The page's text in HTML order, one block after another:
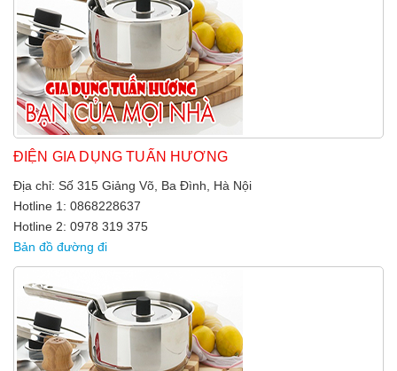
ĐIỆN GIA DỤNG TUẤN HƯƠNG
Địa chỉ: Số 315 Giảng Võ, Ba Đình, Hà Nội
Hotline 1: 0868228637
Hotline 2: 0978 319 375
Bản đồ đường đi